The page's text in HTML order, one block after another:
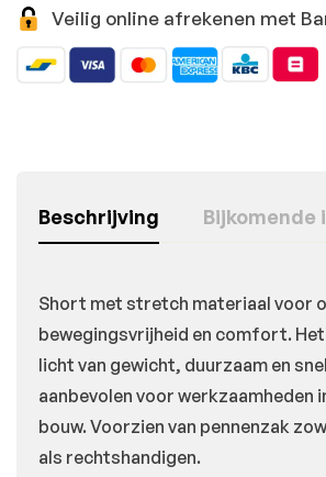
Veilig online afrekenen met
Beschrijving
Short met stretch materiaal voor
bewegingsvrijheid en comfort.
licht van gewicht, duurzaam en
aanbevolen voor werkzaamheden
bouw. Voorzien van pennenzak
als rechtshandigen.